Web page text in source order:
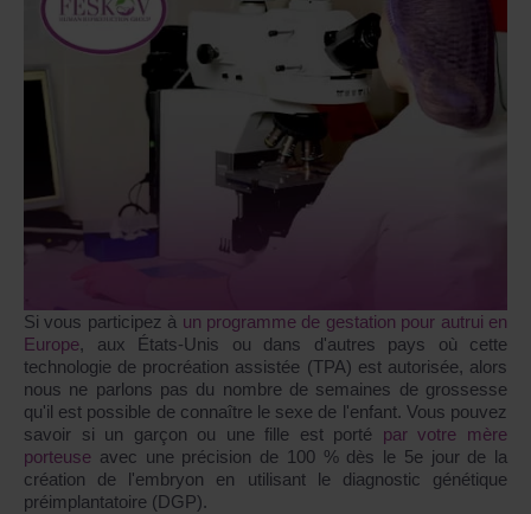
Si vous participez à un programme de gestation pour autrui en
Europe, aux États-Unis ou dans d'autres pays où cette
technologie de procréation assistée (TPA) est autorisée, alors
nous ne parlons pas du nombre de semaines de grossesse
qu'il est possible de connaître le sexe de l'enfant. Vous pouvez
savoir si un garçon ou une fille est porté par votre mère
porteuse avec une précision de 100 % dès le 5e jour de la
création de l'embryon en utilisant le diagnostic génétique
préimplantatoire (DGP).